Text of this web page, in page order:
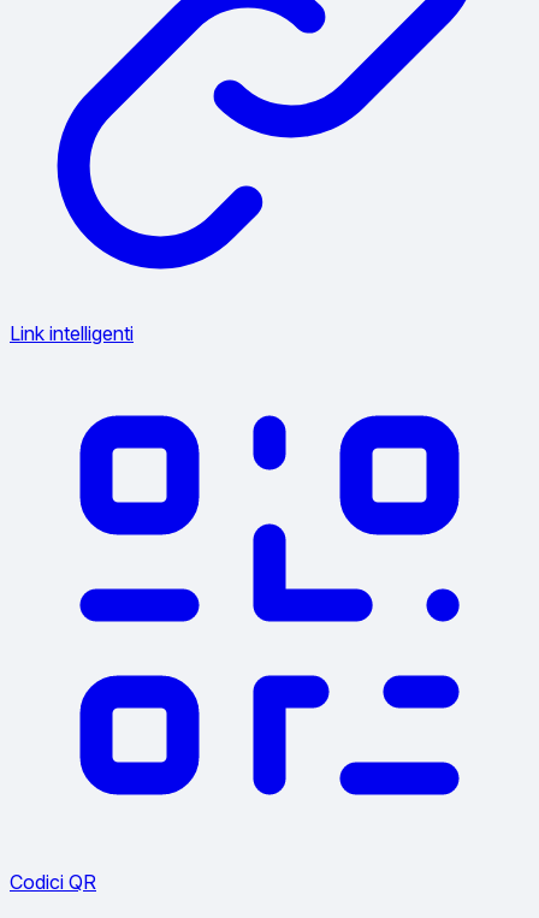
Link intelligenti
Codici QR